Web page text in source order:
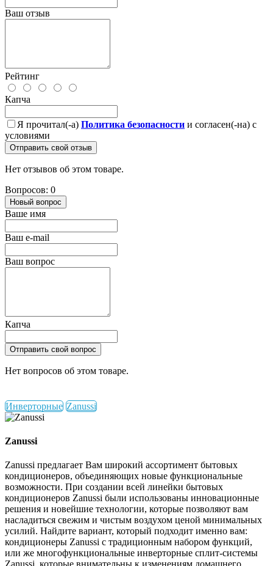
Ваш отзыв
Рейтинг
Капча
Я прочитал(-а) Политика безопасности и согласен(-на) с
условиями
Отправить свой отзыв
Нет отзывов об этом товаре.
Вопросов: 0
Новый вопрос
Ваше имя
Ваш e-mail
Ваш вопрос
Капча
Отправить свой вопрос
Нет вопросов об этом товаре.
Инверторные Zanussi
Zanussi
Zanussi предлагает Вам широкий ассортимент бытовых
кондиционеров, объединяющих новые функциональные
возможности. При создании всей линейки бытовых
кондиционеров Zanussi были использованы инновационные
решения и новейшие технологии, которые позволяют вам
насладиться свежим и чистым воздухом ценой минимальных
усилий. Найдите вариант, который подходит именно вам:
кондиционеры Zanussi с традиционным набором функций,
или же многофункциональные инверторные сплит-системы